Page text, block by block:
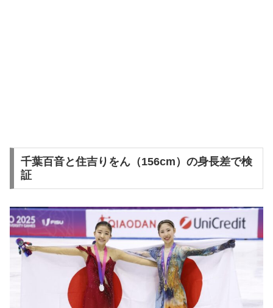
千葉百音と住吉りをん（156cm）の身長差で検
証